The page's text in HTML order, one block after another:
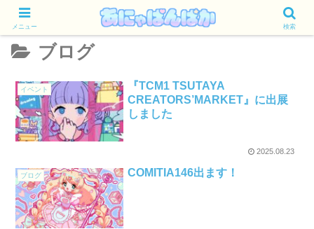
ブログ
イベント
『TCM1 TSUTAYA
CREATORS’MARKET』に出展
しました
2025.08.23
ブログ COMITIA146出ます！
メニュー 検索